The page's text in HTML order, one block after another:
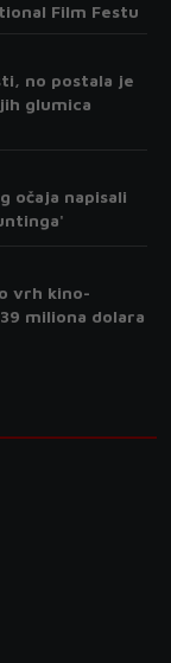
Film Festu
no postala je
glumica
očaja napisali
vrh kino-
miliona dolara